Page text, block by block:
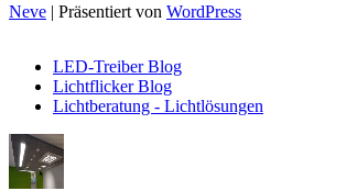
Neve | Präsentiert von WordPress
LED-Treiber Blog
Lichtflicker Blog
Lichtberatung - Lichtlösungen